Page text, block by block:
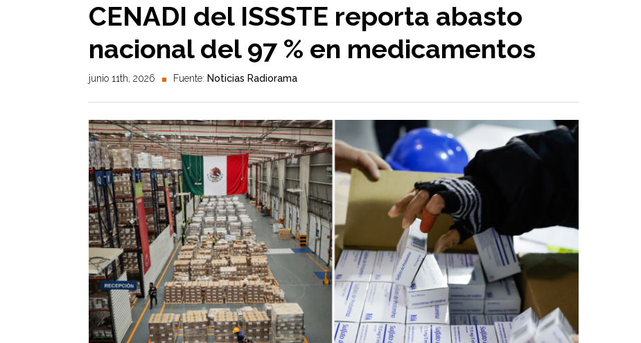
CENADI del ISSSTE reporta abasto
nacional del 97 % en medicamentos
junio 11th, 2026 Fuente: Noticias Radiorama